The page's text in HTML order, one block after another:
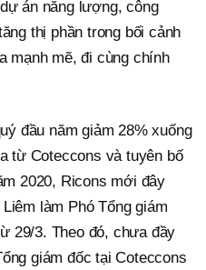
án năng lượng, công
thị phần trong bối cảnh
mạnh mẽ, đi cùng chính
đầu năm giảm 28% xuống
từ Coteccons và tuyên bố
2020, Ricons mới đây
làm Phó Tổng giám
29/3. Theo đó, chưa đầy
giám đốc tại Coteccons